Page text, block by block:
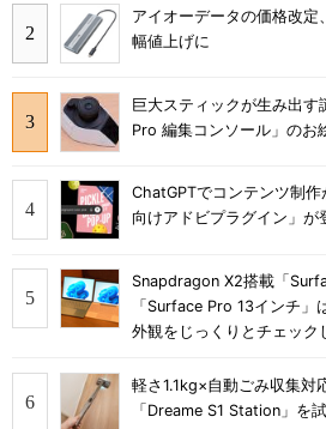
アイオーデータの価格改
幅値上げに
巨大スティックが生み出
Pro 編集コンソール」のお
ChatGPTでコンテンツ制
向けアドビプラグイン」が
Snapdragon X2搭載「
「Surface Pro 13インチ
外観をじっくりとチェック
軽さ1.1kg×自動ごみ収集対
「Dreame S1 Station」